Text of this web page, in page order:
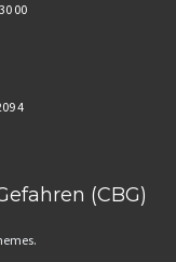
00
4
(CBG)